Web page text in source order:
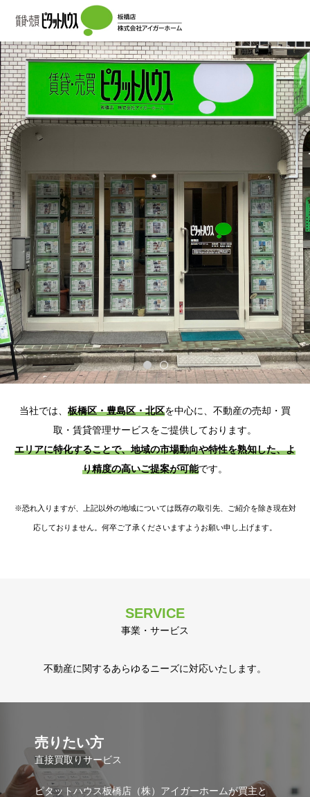
ご所有不動産の最適な活用プランをご提案い
たします。
地域密着47年。地域を知るからできる、納得の売却・安心の
管理。
板橋区、豊島区、北区の不動産は私たちにお任せ下さい。
当社では、 板橋区・豊島区・北区を中心に、不動産の売却・買
取・ 賃貸管理サービスをご提供しております。
エリアに特化することで、地域の市場動向や特性を熟知した、よ
り精度の高いご提案が可能です。
※恐れ入りますが、上記以外の地域については既存の取引先、 ご紹介を除き現在対
応しておりません。 何卒ご了承くださいますようお願い申し上げます。
SERVICE
事業・サービス
不動産に関するあらゆるニーズに対応いたします。
売りたい方
直接買取りサービス
ピタットハウス板橋店（株）アイガーホームが買主と